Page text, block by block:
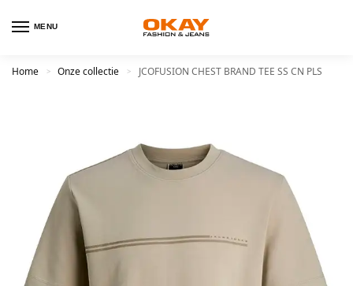
MENU
Home > Onze collectie > JCOFUSION CHEST BRAND TEE SS CN PLS